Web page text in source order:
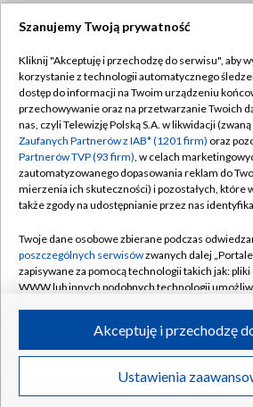
TVP
Abonament TVP
Emisja w TVP
Centrum informacji TVP
Naziemna Telewizja Cyfrowa
Rada Programowa
System NOS
Informacje o nadawcy
Program dla prasy
Ogłoszenie przetargowe
Regulamin TVP
Polityka
Moje zgody
Pomoc
Kontakt
Kanały
©2026 Telewizja Polska S.A.
Szanujemy Twoją prywatność
Kliknij "Akceptuję i przechodzę do serwisu", aby
korzystanie z technologii automatycznego
dostęp do informacji na Twoim urządzeniu
przechowywanie oraz na przetwarzanie Twoich
nas, czyli Telewizję Polską S.A. w likwidacji
Zaufanych Partnerów z IAB* (1201 firm) oraz
Partnerów TVP (93 firm), w celach
zautomatyzowanego dopasowania reklam do
mierzenia ich skuteczności) i pozostałych, które
także zgody na udostępnianie przez nas
Twoje dane osobowe zbierane podczas
poszczególnych serwisówzwanych dalej
zapisywane za pomocą technologii takich jak:
WWW lub innych podobnych technologii
ruchu w Internecie.
Twoje dane osobowe zbierane podczas
poszczególnych serwisówna Portalu, takie jak
Ustawienia
Akceptuję i przechodzę